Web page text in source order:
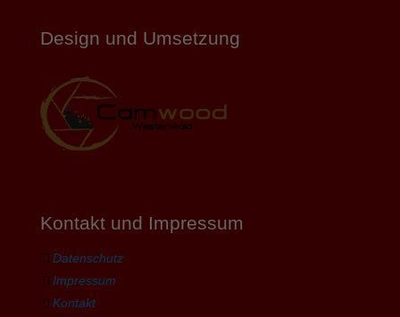
Design und Umsetzung
Kontakt und Impressum
Datenschutz
Impressum
Kontakt